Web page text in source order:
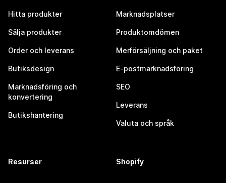
Hitta produkter
Sälja produkter
Order och leverans
Butiksdesign
Marknadsföring och
konvertering
Butikshantering
Marknadsplatser
Produktomdömen
Merförsäljning och paket
E-postmarknadsföring
SEO
Leverans
Valuta och språk
Resurser Shopify